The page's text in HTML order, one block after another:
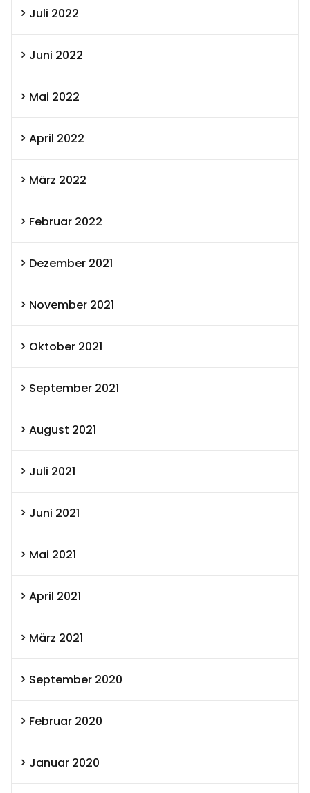
Juli 2022
Juni 2022
Mai 2022
April 2022
März 2022
Februar 2022
Dezember 2021
November 2021
Oktober 2021
September 2021
August 2021
Juli 2021
Juni 2021
Mai 2021
April 2021
März 2021
September 2020
Februar 2020
Januar 2020